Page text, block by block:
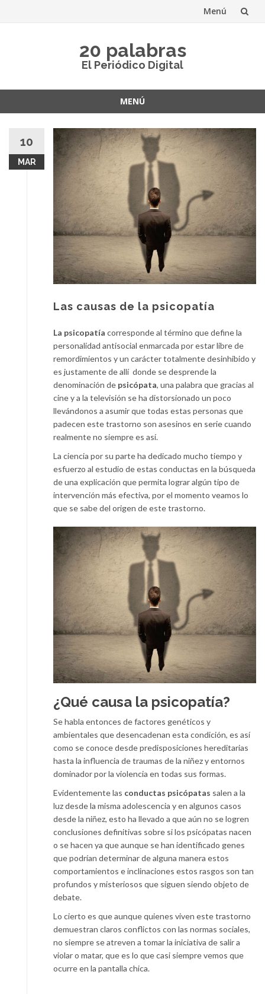
Menú
20 palabras
El Periódico Digital
MENÚ
contenido
10
MAR
Las causas de la psicopatía
La psicopatía corresponde al término que define la
personalidad antisocial enmarcada por estar libre de
remordimientos y un carácter totalmente desinhibido y
es justamente de allí donde se desprende la
denominación de psicópata, una palabra que gracias al
cine y a la televisión se ha distorsionado un poco
llevándonos a asumir que todas estas personas que
padecen este trastorno son asesinos en serie cuando
realmente no siempre es así.
La ciencia por su parte ha dedicado mucho tiempo y
esfuerzo al estudio de estas conductas en la búsqueda
de una explicación que permita lograr algún tipo de
intervención más efectiva, por el momento veamos lo
que se sabe del origen de este trastorno.
¿Qué causa la psicopatía?
Se habla entonces de factores genéticos y
ambientales que desencadenan esta condición, es así
como se conoce desde predisposiciones hereditarias
hasta la influencia de traumas de la niñez y entornos
dominador por la violencia en todas sus formas.
Evidentemente las conductas psicópatas salen a la
luz desde la misma adolescencia y en algunos casos
desde la niñez, esto ha llevado a que aún no se logren
conclusiones definitivas sobre si los psicópatas nacen
o se hacen ya que aunque se han identificado genes
que podrían determinar de alguna manera estos
comportamientos e inclinaciones estos rasgos son tan
profundos y misteriosos que siguen siendo objeto de
debate.
Lo cierto es que aunque quienes viven este trastorno
demuestran claros conflictos con las normas sociales,
no siempre se atreven a tomar la iniciativa de salir a
violar o matar, que es lo que casi siempre vemos que
ocurre en la pantalla chica.